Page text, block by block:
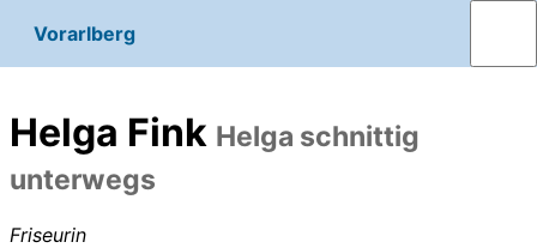
Vorarlberg
Helga Fink Helga schnittig
unterwegs
Friseurin